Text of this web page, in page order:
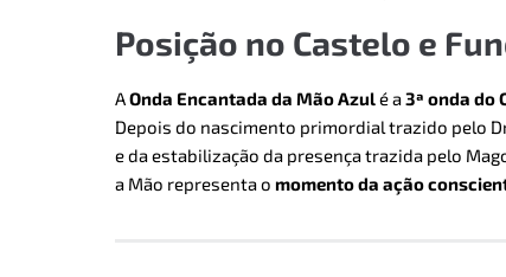
Posição no Castelo e
AOnda Encantada da Mão Azulé a3ª onda do
Depois do nascimento primordial trazido pelo
e da estabilização da presença trazida pelo
a Mão representa o momento da ação